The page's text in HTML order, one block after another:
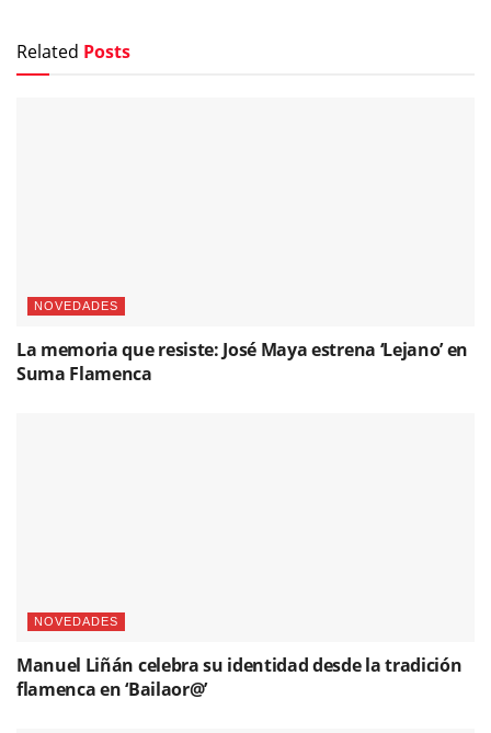
Related Posts
NOVEDADES
La memoria que resiste: José Maya estrena ‘Lejano’ en
Suma Flamenca
NOVEDADES
Manuel Liñán celebra su identidad desde la tradición
flamenca en ‘Bailaor@’